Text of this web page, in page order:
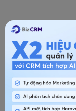
Phần mềm
7000+ doanh
động sản,